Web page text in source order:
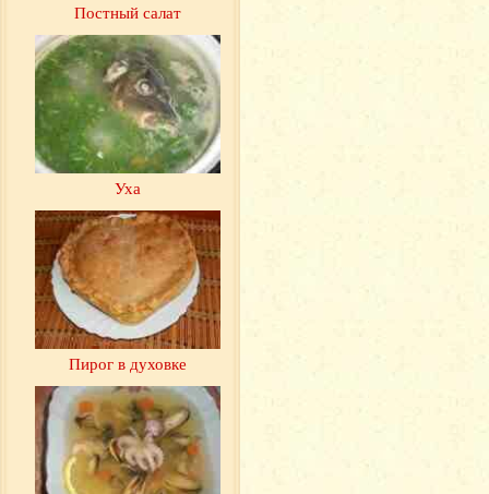
Постный салат
Уха
Пирог в духовке